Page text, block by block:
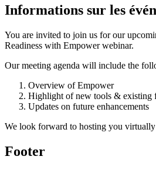
Informations sur les
You are invited to join us for our
Readiness with Empower webinar.
Our meeting agenda will include the
Overview of Empower
Highlight of new tools & existing
Updates on future enhancements
We look forward to hosting you
Footer